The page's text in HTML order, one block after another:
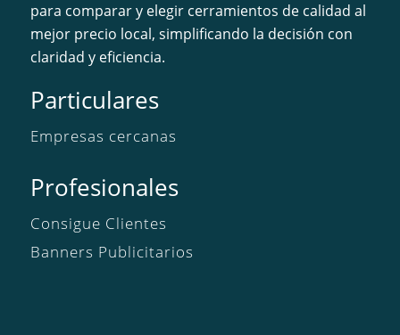
para comparar y elegir cerramientos de calidad al
mejor precio local, simplificando la decisión con
claridad y eficiencia.
Particulares
Empresas cercanas
Profesionales
Consigue Clientes
Banners Publicitarios